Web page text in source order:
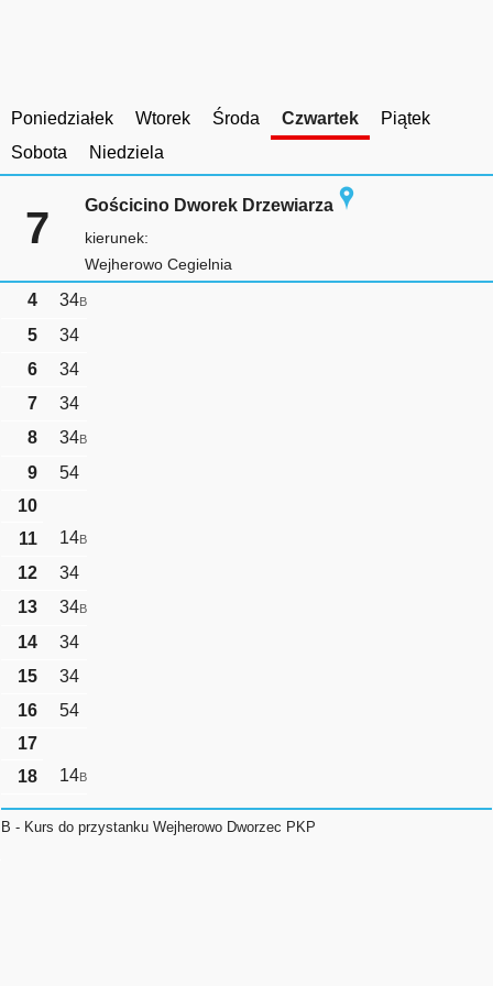
Poniedziałek Wtorek Środa Czwartek
Piątek
Sobota
Niedziela
7 Gościcino Dworek Drzewiarza
kierunek:
Wejherowo Cegielnia
4 34B
5
34
6
34
7
34
8
34B
9
54
10
11
14B
12
34
13
34B
14
34
15
34
16
54
17
18
14B
B - Kurs do przystanku Wejherowo Dworzec PKP